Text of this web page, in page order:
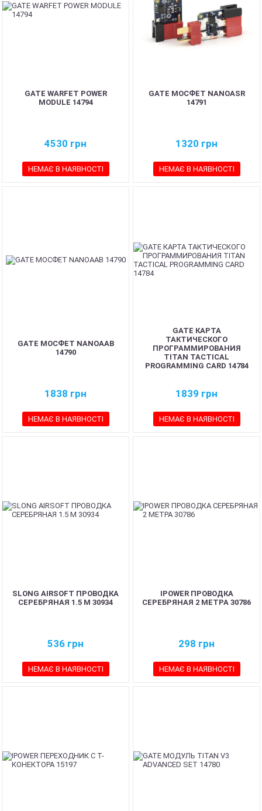
GATE WARFET POWER
MODULE 14794
4530 грн
НЕМАЄ В НАЯВНОСТІ
GATE МОСФЕТ NANOASR
14791
1320 грн
НЕМАЄ В НАЯВНОСТІ
GATE МОСФЕТ NANOAAB
14790
1838 грн
НЕМАЄ В НАЯВНОСТІ
GATE КАРТА
ТАКТИЧЕСКОГО
ПРОГРАММИРОВАНИЯ
TITAN TACTICAL
PROGRAММING CARD 14784
1839 грн
НЕМАЄ В НАЯВНОСТІ
SLONG AIRSOFT ПРОВОДКА
СЕРЕБРЯНАЯ 1.5 M 30934
536 грн
НЕМАЄ В НАЯВНОСТІ
IPOWER ПРОВОДКА
СЕРЕБРЯНАЯ 2 МЕТРА 30786
298 грн
НЕМАЄ В НАЯВНОСТІ